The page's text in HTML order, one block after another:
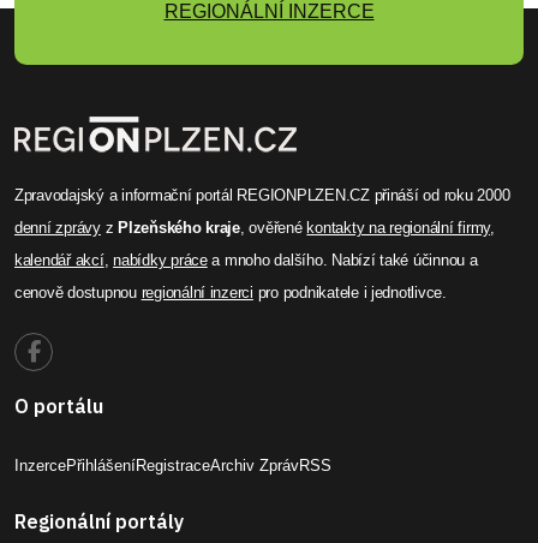
REGIONÁLNÍ INZERCE
Zpravodajský a informační portál REGIONPLZEN.CZ přináší od roku 2000
denní zprávyz Plzeňského kraje, ověřené kontakty na regionální firmy,
kalendář akcí,nabídky prácea mnoho dalšího. Nabízí také účinnou a
cenově dostupnou regionální inzerci pro podnikatele i jednotlivce.
O portálu
InzercePřihlášeníRegistraceArchiv ZprávRSS
Regionální portály